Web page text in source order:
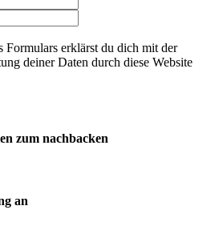
Formulars erklärst du dich mit der
deiner Daten durch diese Website
zum nachbacken
an